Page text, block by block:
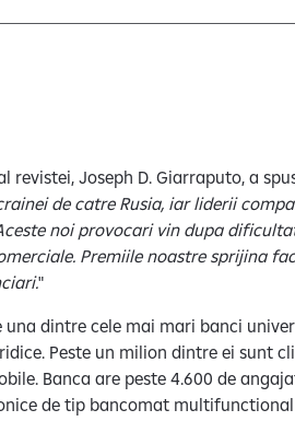
revistei, Joseph D. Giarraputo, a
de catre Rusia, iar liderii
noi provocari vin dupa
Premiile noastre sprijina
"
una dintre cele mai mari banci
Peste un milion dintre ei sunt
Banca are peste 4.600 de
de tip bancomat multifunctional